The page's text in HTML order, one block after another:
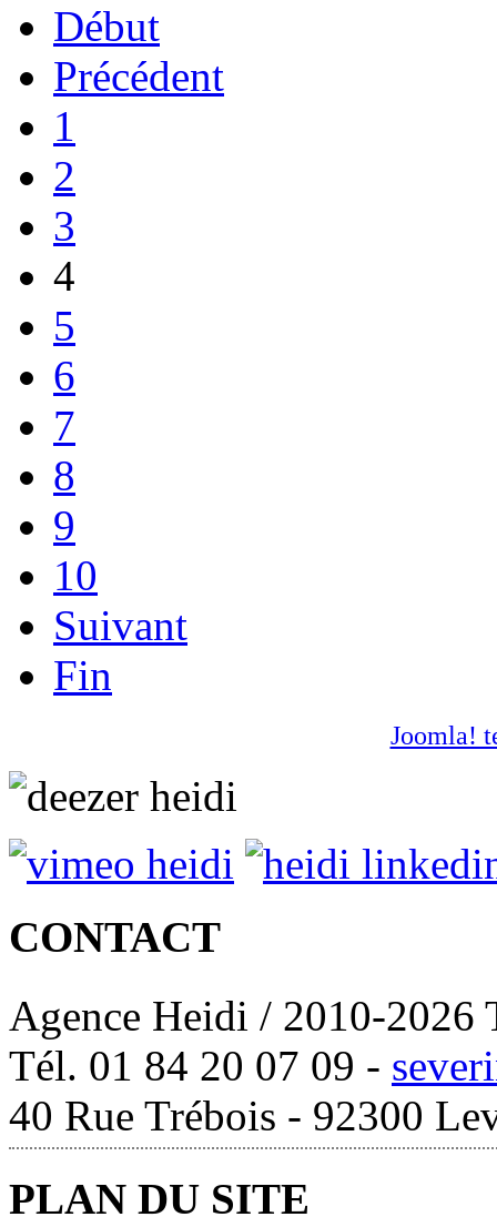
Début
Précédent
1
2
3
4
5
6
7
8
9
10
Suivant
Fin
Joomla!
CONTACT
Agence Heidi / 2010-2026
Tél. 01 84 20 07 09 -
40 Rue Trébois - 92300
PLAN DU SITE